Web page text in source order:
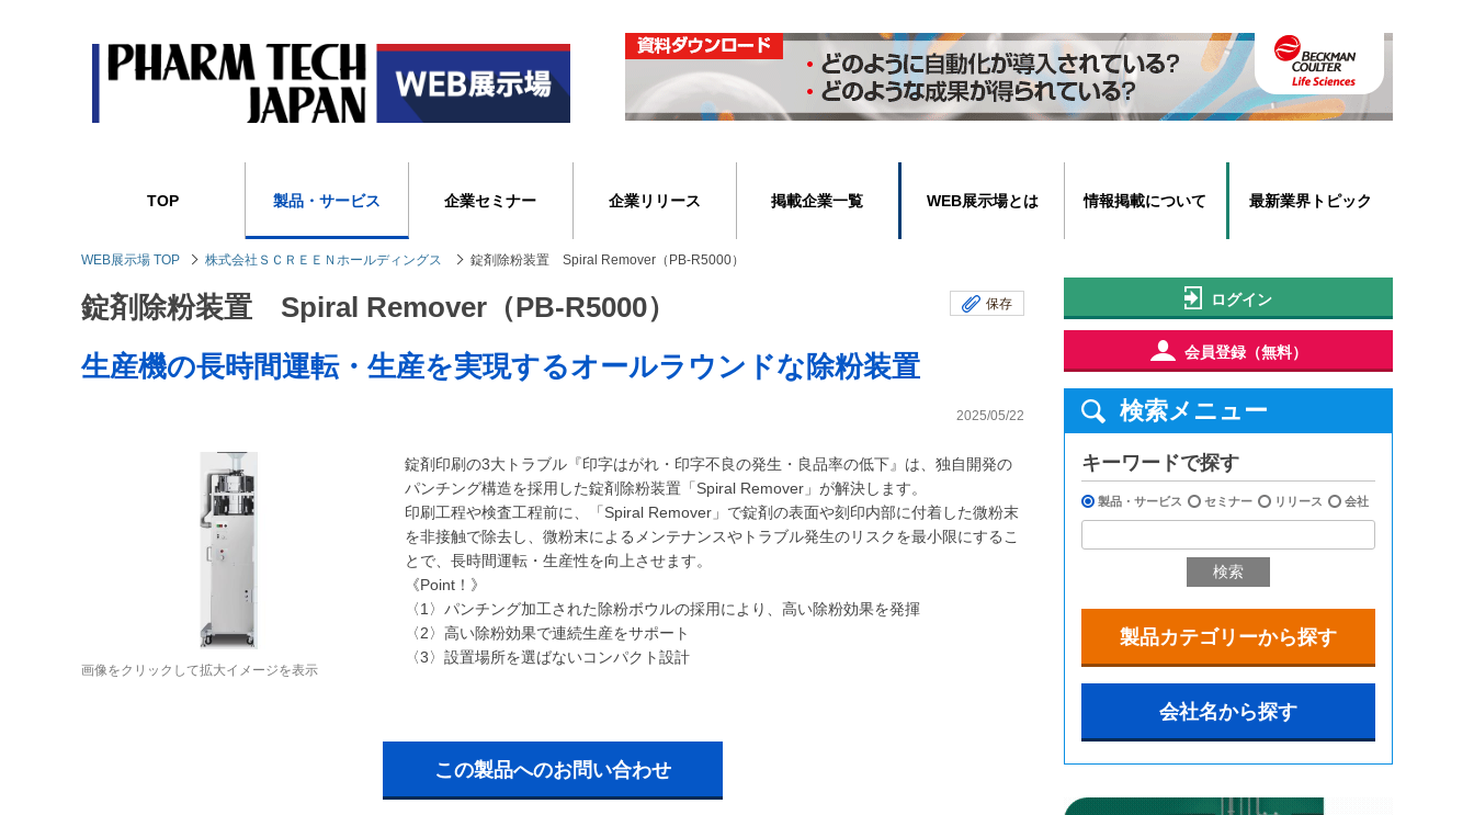
TOP 製品・サービス 企業セミナー 企業リリース 掲載企業一覧 WEB展示場とは 情報掲載について 最新業界トピック
WEB展示場 TOP 株式会社ＳＣＲＥＥＮホールディングス 錠剤除粉装置 Spiral Remover（PB-R5000）
錠剤除粉装置 Spiral Remover（PB-R5000） 保存
生産機の長時間運転・生産を実現するオールラウンドな除粉装置
2025/05/22
画像をクリックして拡大イメージを表示
錠剤印刷の3大トラブル『印字はがれ・印字不良の発生・良品率の低下』は、独自開発の
パンチング構造を採用した錠剤除粉装置「Spiral Remover」が解決します。
印刷工程や検査工程前に、「Spiral Remover」で錠剤の表面や刻印内部に付着した微粉末
を非接触で除去し、微粉末によるメンテナンスやトラブル発生のリスクを最小限にするこ
とで、長時間運転・生産性を向上させます。
《Point！》
〈1〉パンチング加工された除粉ボウルの採用により、高い除粉効果を発揮
〈2〉高い除粉効果で連続生産をサポート
〈3〉設置場所を選ばないコンパクト設計
この製品へのお問い合わせ
ログイン
会員登録（無料）
検索メニュー
キーワードで探す
製品・サービス セミナー リリース 会社
検索
製品カテゴリーから探す
会社名から探す